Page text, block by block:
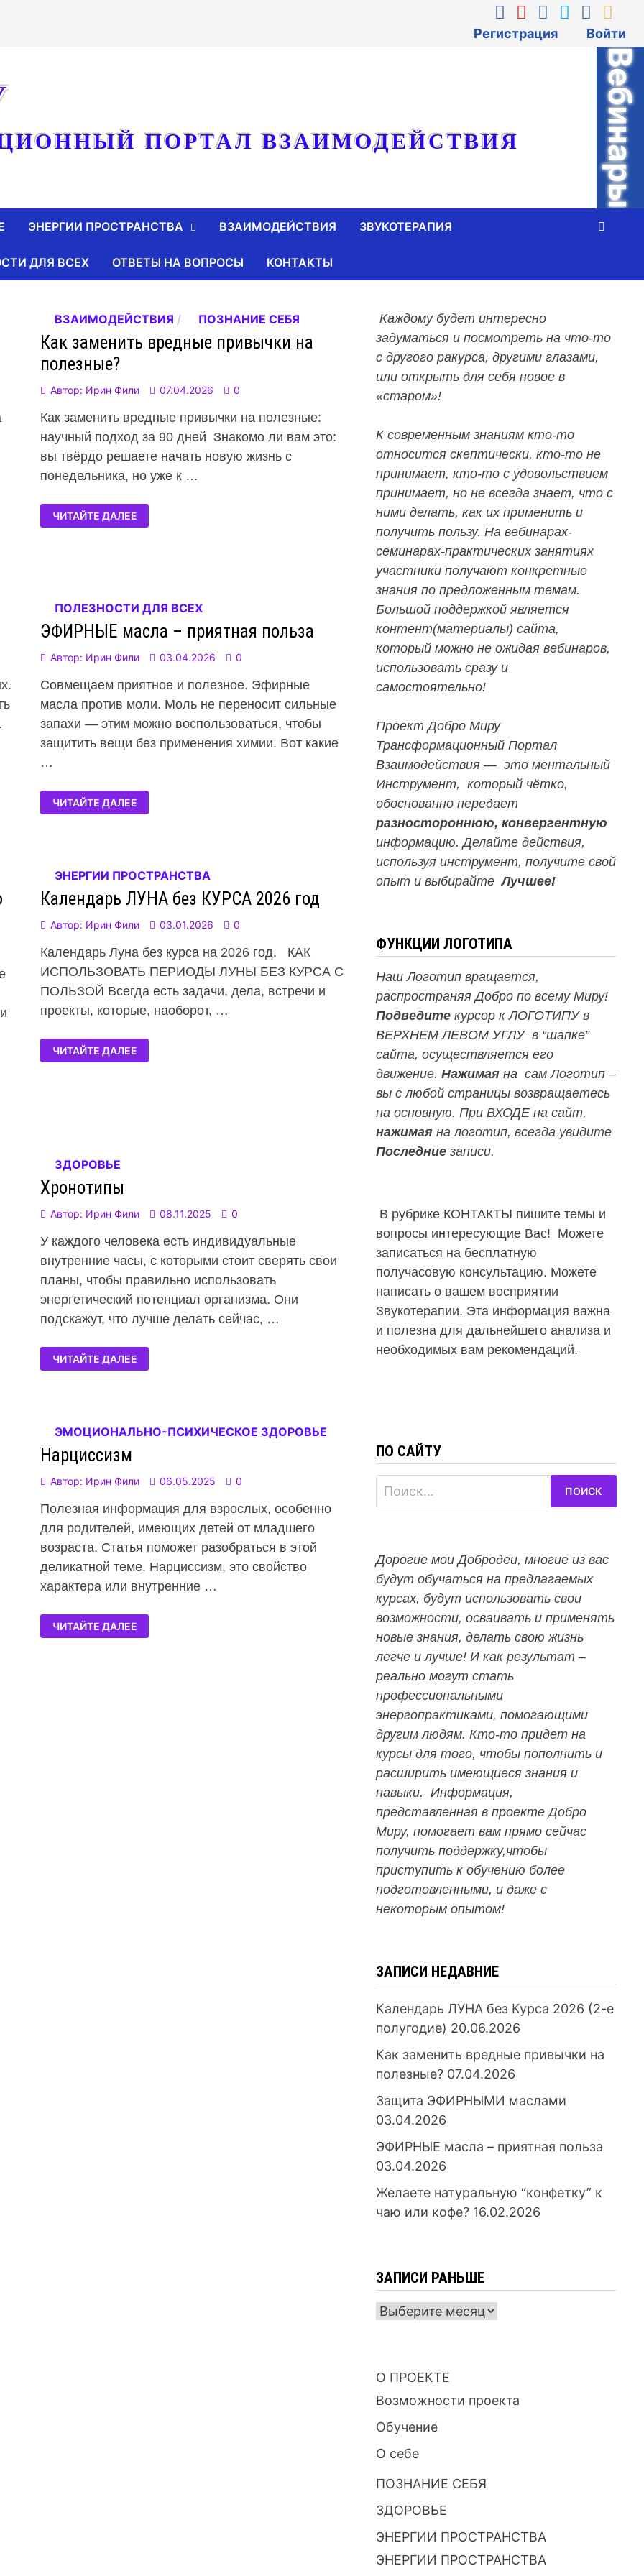
Войти
Регистрация
Вебинары
ПОРТАЛ ВЗАИМОДЕЙСТВИЯ
ЭНЕРГИИ ПРОСТРАНСТВА ВЗАИМОДЕЙСТВИЯ ЗВУКОТЕРАПИЯ
ДЛЯ ВСЕХ ОТВЕТЫ НА ВОПРОСЫ КОНТАКТЫ
ВЗАИМОДЕЙСТВИЯ / ПОЗНАНИЕ СЕБЯ
Как заменить вредные привычки на
полезные?
Автор: Ирин Фили 07.04.2026 0
Как заменить вредные привычки на полезные:
научный подход за 90 дней Знакомо ли вам это:
вы твёрдо решаете начать новую жизнь с
понедельника, но уже к …
ЧИТАЙТЕ ДАЛЕЕ
ПОЛЕЗНОСТИ ДЛЯ ВСЕХ
ЭФИРНЫЕ масла – приятная польза
Автор: Ирин Фили 03.04.2026 0
Совмещаем приятное и полезное. Эфирные
масла против моли. Моль не переносит сильные
запахи — этим можно воспользоваться, чтобы
защитить вещи без применения химии. Вот какие
…
ЧИТАЙТЕ ДАЛЕЕ
ЭНЕРГИИ ПРОСТРАНСТВА
Календарь ЛУНА без КУРСА 2026 год
Автор: Ирин Фили 03.01.2026 0
Календарь Луна без курса на 2026 год. КАК
ИСПОЛЬЗОВАТЬ ПЕРИОДЫ ЛУНЫ БЕЗ КУРСА С
ПОЛЬЗОЙ Всегда есть задачи, дела, встречи и
проекты, которые, наоборот, …
ЧИТАЙТЕ ДАЛЕЕ
ЗДОРОВЬЕ
Хронотипы
Автор: Ирин Фили 08.11.2025 0
У каждого человека есть индивидуальные
внутренние часы, с которыми стоит сверять свои
планы, чтобы правильно использовать
энергетический потенциал организма. Они
подскажут, что лучше делать сейчас, …
ЧИТАЙТЕ ДАЛЕЕ
ЭМОЦИОНАЛЬНО-ПСИХИЧЕСКОЕ ЗДОРОВЬЕ
Нарциссизм
Автор: Ирин Фили 06.05.2025 0
Полезная информация для взрослых, особенно
для родителей, имеющих детей от младшего
возраста. Статья поможет разобраться в этой
деликатной теме. Нарциссизм, это свойство
характера или внутренние …
ЧИТАЙТЕ ДАЛЕЕ
Каждому будет интересно
задуматься и посмотреть на что-то
с другого ракурса, другими глазами,
или открыть для себя новое в
«старом»!
К современным знаниям кто-то
относится скептически, кто-то не
принимает, кто-то с удовольствием
принимает, но не всегда знает, что с
ними делать, как их применить и
получить пользу. На вебинарах-
семинарах-практических занятиях
участники получают конкретные
знания по предложенным темам.
Большой поддержкой является
контент(материалы) сайта,
который можно не ожидая вебинаров,
использовать сразу и
самостоятельно!
Проект Добро Миру
Трансформационный Портал
Взаимодействия — это ментальный
Инструмент, который чётко,
обоснованно передает
разностороннюю, конвергентную
информацию. Делайте действия,
используя инструмент, получите свой
опыт и выбирайтеЛучшее!
ФУНКЦИИ ЛОГОТИПА
Наш Логотип вращается,
распространяя Добро по всему Миру!
Подведитекурсор к ЛОГОТИПУв
ВЕРХНЕМ ЛЕВОМ УГЛУ в “шапке”
сайта, осуществляется его
движение. Нажимаяна сам Логотип –
вы с любой страницы возвращаетесь
на основную. При ВХОДЕ на сайт,
нажимаяна логотип, всегда увидите
Последниезаписи.
В рубрике КОНТАКТЫ пишите темы и
вопросы интересующие Вас! Можете
записаться на бесплатную
получасовую консультацию. Можете
написать о вашем восприятии
Звукотерапии. Эта информация важна
и полезна для дальнейшего анализа и
необходимых вам рекомендаций.
ПО САЙТУ
Найти:
Дорогие мои Добродеи, многие из вас
будут обучаться на предлагаемых
курсах, будут использовать свои
возможности, осваивать и применять
новые знания, делать свою жизнь
легче и лучше! И как результат –
реально могут стать
профессиональными
энергопрактиками, помогающими
другим людям. Кто-то придет на
курсы для того, чтобы пополнить и
расширить имеющиеся знания и
навыки. Информация,
представленная в проекте Добро
Миру, помогает вам прямо сейчас
получить поддержку,чтобы
приступить к обучению более
подготовленными, и даже с
некоторым опытом!
ЗАПИСИ НЕДАВНИЕ
Календарь ЛУНА без Курса 2026 (2-е
полугодие) 20.06.2026
Как заменить вредные привычки на
полезные? 07.04.2026
Защита ЭФИРНЫМИ маслами
03.04.2026
ЭФИРНЫЕ масла – приятная польза
03.04.2026
Желаете натуральную “конфетку” к
чаю или кофе? 16.02.2026
ЗАПИСИ РАНЬШЕ
ЗАПИСИ
О ПРОЕКТЕ
Возможности проекта
Обучение
О себе
ПОЗНАНИЕ СЕБЯ
ЗДОРОВЬЕ
ЭНЕРГИИ ПРОСТРАНСТВА
ЭНЕРГИИ ПРОСТРАНСТВА